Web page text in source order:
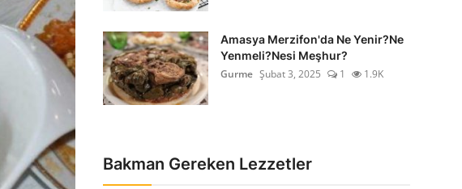
Amasya Merzifon'da Ne Yenir?Ne
Yenmeli?Nesi Meşhur?
Gurme Şubat 3, 2025 1 1.9K
Bakman Gereken Lezzetler